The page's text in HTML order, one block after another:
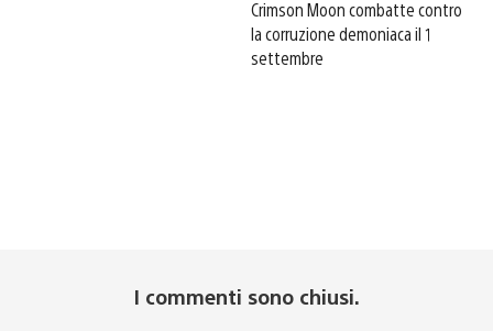
Crimson Moon combatte contro
la corruzione demoniaca il 1
settembre
I commenti sono chiusi.